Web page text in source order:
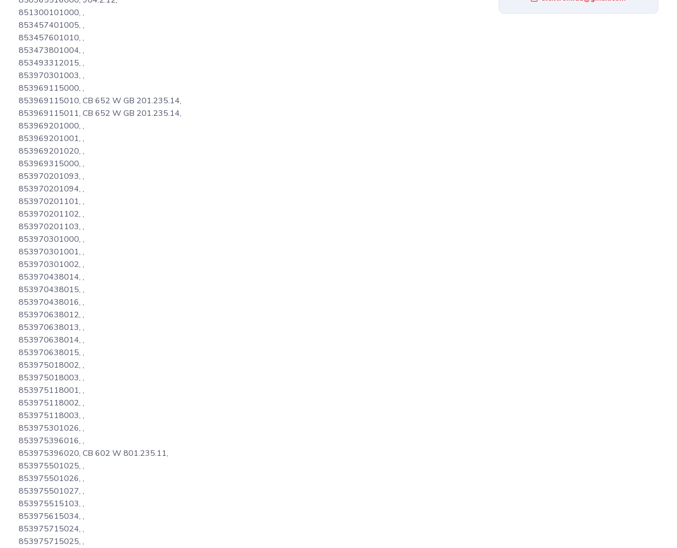
851300101000, ,
853457401005, ,
853457601010, ,
853473801004, ,
853493312015, ,
853970301003, ,
853969115000, ,
853969115010, CB 652 W GB 201.235.14,
853969115011, CB 652 W GB 201.235.14,
853969201000, ,
853969201001, ,
853969201020, ,
853969315000, ,
853970201093, ,
853970201094, ,
853970201101, ,
853970201102, ,
853970201103, ,
853970301000, ,
853970301001, ,
853970301002, ,
853970438014, ,
853970438015, ,
853970438016, ,
853970638012, ,
853970638013, ,
853970638014, ,
853970638015, ,
853975018002, ,
853975018003, ,
853975118001, ,
853975118002, ,
853975118003, ,
853975301026, ,
853975396016, ,
853975396020, CB 602 W 801.235.11,
853975501025, ,
853975501026, ,
853975501027, ,
853975515103, ,
853975615034, ,
853975715024, ,
853975715025, ,